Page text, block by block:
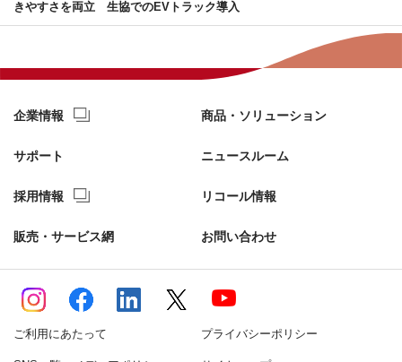
きやすさを両立 生協でのEVトラック導入
企業情報 商品・ソリューション
サポート ニュースルーム
採用情報 リコール情報
販売・サービス網 お問い合わせ
ご利用にあたって プライバシーポリシー